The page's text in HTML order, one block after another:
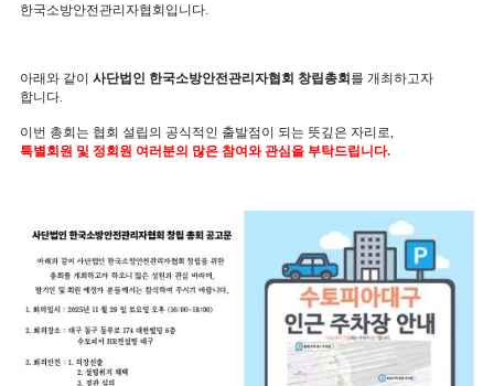
한국소방안전관리자협회입니다.
아래와 같이 사단법인 한국소방안전관리자협회 창립총회 를 개최하고자
합니다.
이번 총회는 협회 설립의 공식적인 출발점이 되는 뜻깊은 자리로,
특별회원 및 정회원 여러분의 많은 참여와 관심을 부탁드립니다.